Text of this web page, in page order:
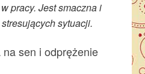
pracy. Jest smaczna i
sytuacji.
na sen i odprężenie